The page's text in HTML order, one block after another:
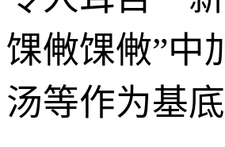
馃敒馃敒”中
汤等作为基